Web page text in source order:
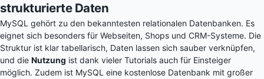
strukturierte Daten
MySQL gehört zu den bekanntesten relationalen Datenbanken. Es
eignet sich besonders für Webseiten, Shops und CRM-Systeme. Die
Struktur ist klar tabellarisch, Daten lassen sich sauber verknüpfen,
und die Nutzung ist dank vieler Tutorials auch für Einsteiger
möglich. Zudem ist MySQL eine kostenlose Datenbank mit großer